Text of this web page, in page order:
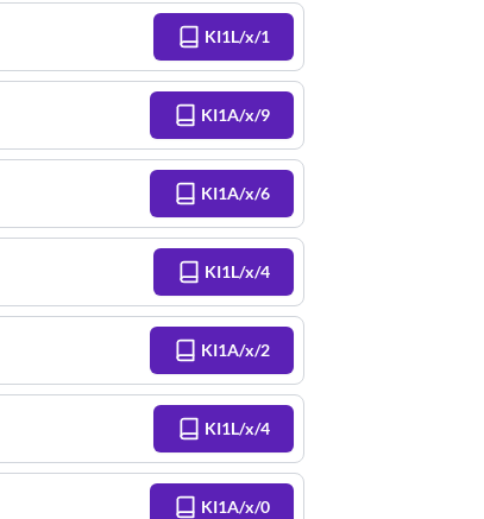
KI1L/x/1
KI1A/x/9
KI1A/x/6
KI1L/x/4
KI1A/x/2
KI1L/x/4
KI1A/x/0